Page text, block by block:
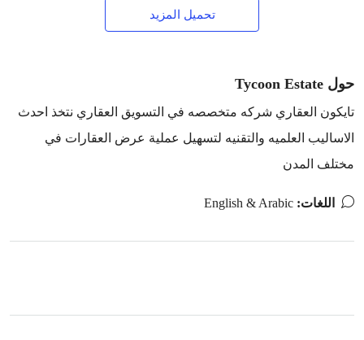
تحميل المزيد
حول Tycoon Estate
تايكون العقاري شركه متخصصه في التسويق العقاري نتخذ احدث
الاساليب العلميه والتقنيه لتسهيل عملية عرض العقارات في
مختلف المدن
اللغات: English & Arabic